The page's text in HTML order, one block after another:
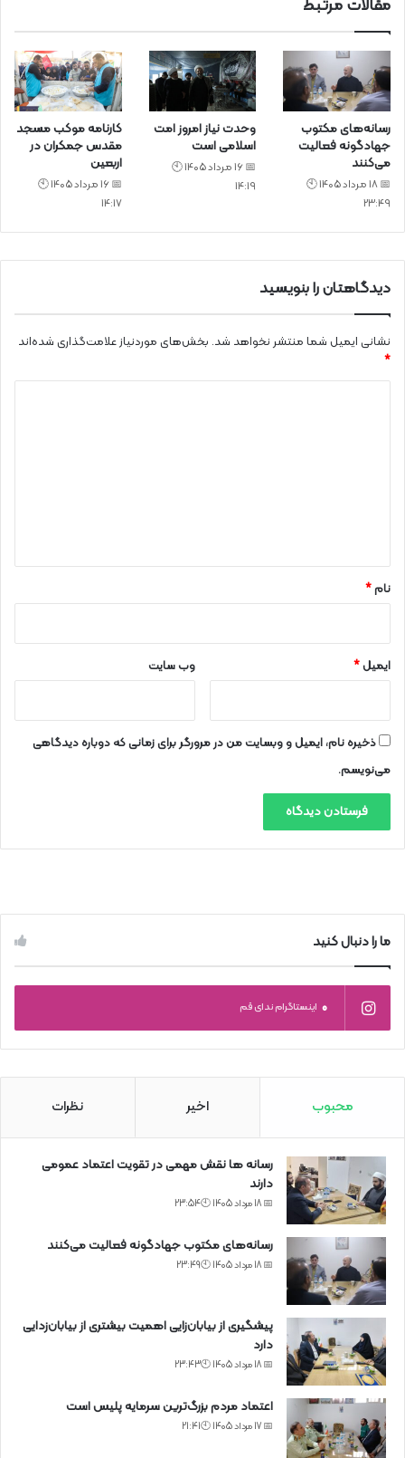
مقالات مرتبط
رسانه‌های مکتوب
جهادگونه فعالیت
می‌کنند
📅 18 مرداد 1405 🕙
23:49
وحدت نیاز امروز امت
اسلامی است
📅 16 مرداد 1405 🕙
14:19
کارنامه موکب مسجد
مقدس جمکران در
اربعین
📅 16 مرداد 1405 🕙
14:17
دیدگاهتان را بنویسید
نشانی ایمیل شما منتشر نخواهد شد. بخش‌های موردنیاز علامت‌گذاری شده‌اند
*
نام*
ایمیل* وب‌ سایت
ذخیره نام، ایمیل و وبسایت من در مرورگر برای زمانی که دوباره دیدگاهی
می‌نویسم.
ما را دنبال کنید
0 اینستاگرام ندای قم
محبوب اخیر نظرات
رسانه ها نقش مهمی در تقویت اعتماد عمومی
دارند
📅 18 مرداد 1405 🕙23:54
رسانه‌های مکتوب جهادگونه فعالیت می‌کنند
📅 18 مرداد 1405 🕙23:49
پیشگیری از بیابان‌زایی اهمیت بیشتری از بیابان‌زدایی
دارد
📅 18 مرداد 1405 🕙23:43
اعتماد مردم بزرگ‌ترین سرمایه پلیس است
📅 17 مرداد 1405 🕙21:41